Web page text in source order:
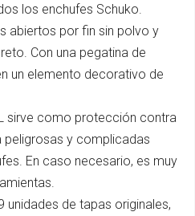
los enchufes Schuko.
abiertos por fin sin polvo y
Con una pegatina de
un elemento decorativo de
sirve como protección contra
peligrosas y complicadas
En caso necesario, es muy
unidades de tapas originales,